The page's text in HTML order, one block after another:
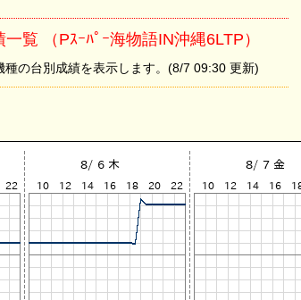
覧 （Pｽｰﾊﾟｰ海物語IN沖縄6LTP）
種の台別成績を表示します。(8/7 09:30 更新)